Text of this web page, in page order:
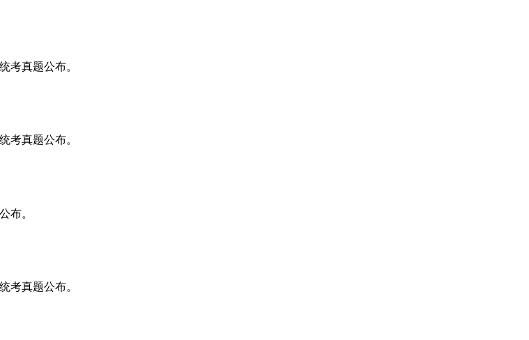
考真题公布。
考真题公布。
布。
考真题公布。